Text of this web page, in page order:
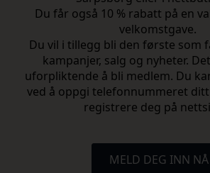
Du får også 10 % rabatt på en
velkomstgave.
Du vil i tillegg bli den første som
kampanjer, salg og nyheter.
uforpliktende å bli medlem. Du
ved å oppgi telefonnummeret
registrere deg på
MELD DEG INN NÅ